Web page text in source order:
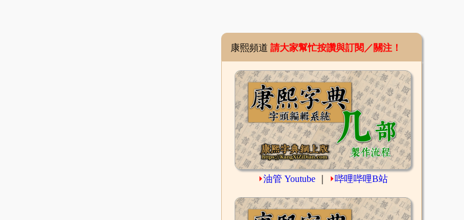
康熙頻道 請大家幫忙按讚與訂閱／關注！
⏵油管 Youtube ⏵哔哩哔哩B站